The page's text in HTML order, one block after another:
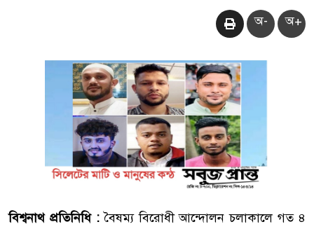
অ- অ+
বিশ্বনাথ প্রতিনিধি :বৈষম্য বিরোধী আন্দোলন চলাকালে গত ৪